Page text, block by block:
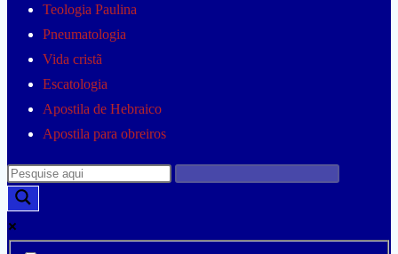
Teologia Paulina
Pneumatologia
Vida cristã
Escatologia
Apostila de Hebraico
Apostila para obreiros